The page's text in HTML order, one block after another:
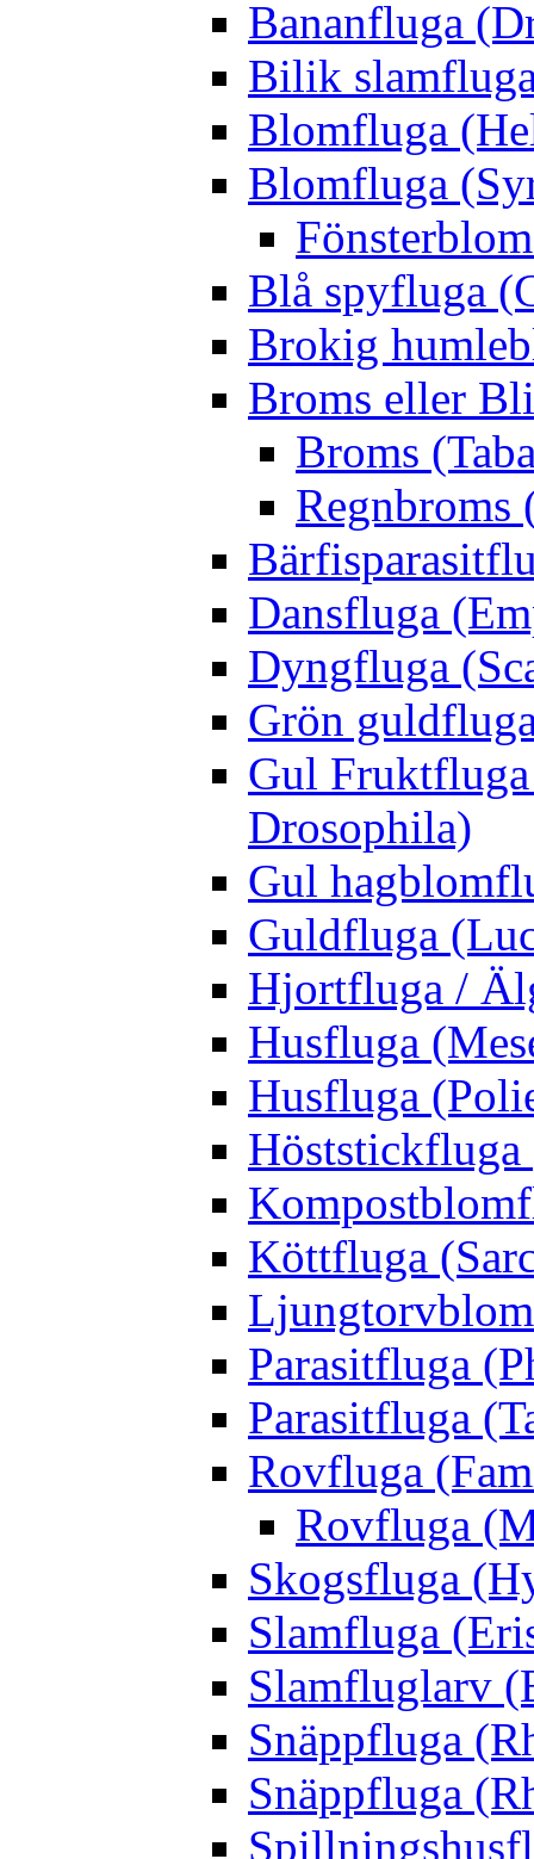
Bananfluga
Bilik
Blomfluga
Blomfluga
Blå spyfluga
Brokig
Broms eller
Broms
Regnbroms
Dansfluga
Dyngfluga
Grön
Gul
Drosophila)
Gul
Guldfluga
Hjortfluga /
Husfluga
Husfluga
Höststickfluga
Köttfluga
Parasitfluga
Parasitfluga
Rovfluga
Rovfluga
Skogsfluga
Slamfluga
Slamfluglarv
Snäppfluga
Snäppfluga